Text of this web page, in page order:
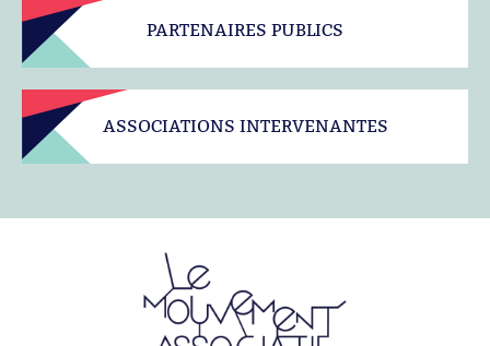
PARTENAIRES PUBLICS
ASSOCIATIONS INTERVENANTES